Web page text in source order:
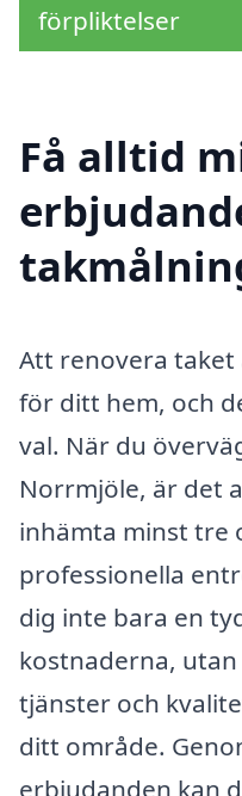
förpliktelser
Få alltid
Att renovera
för ditt hem, och
val. När du
Norrmjöle, är det
inhämta minst tre
professionella
dig inte bara en
kostnaderna, utan
tjänster och
ditt område.
erbjudanden kan